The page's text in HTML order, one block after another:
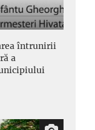
întrunirii
a